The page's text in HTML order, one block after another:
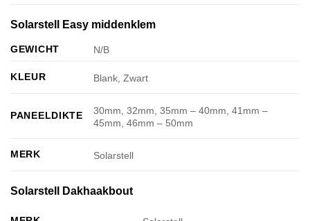
Solarstell Easy middenklem
GEWICHT N/B
KLEUR Blank, Zwart
PANEELDIKTE
30mm, 32mm, 35mm – 40mm, 41mm –
45mm, 46mm – 50mm
MERK Solarstell
Solarstell Dakhaakbout